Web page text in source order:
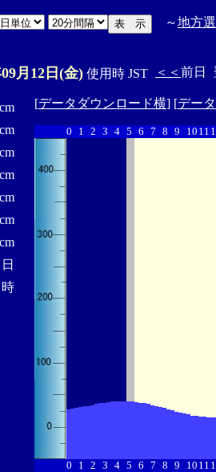
～地方
月12日(金) 使用時 JST ＜＜ 前日
時
[データダウンロード横] [デー
0 1 2 3 4 5 6 7 8 9 10 11
0 1 2 3 4 5 6 7 8 9 10 11